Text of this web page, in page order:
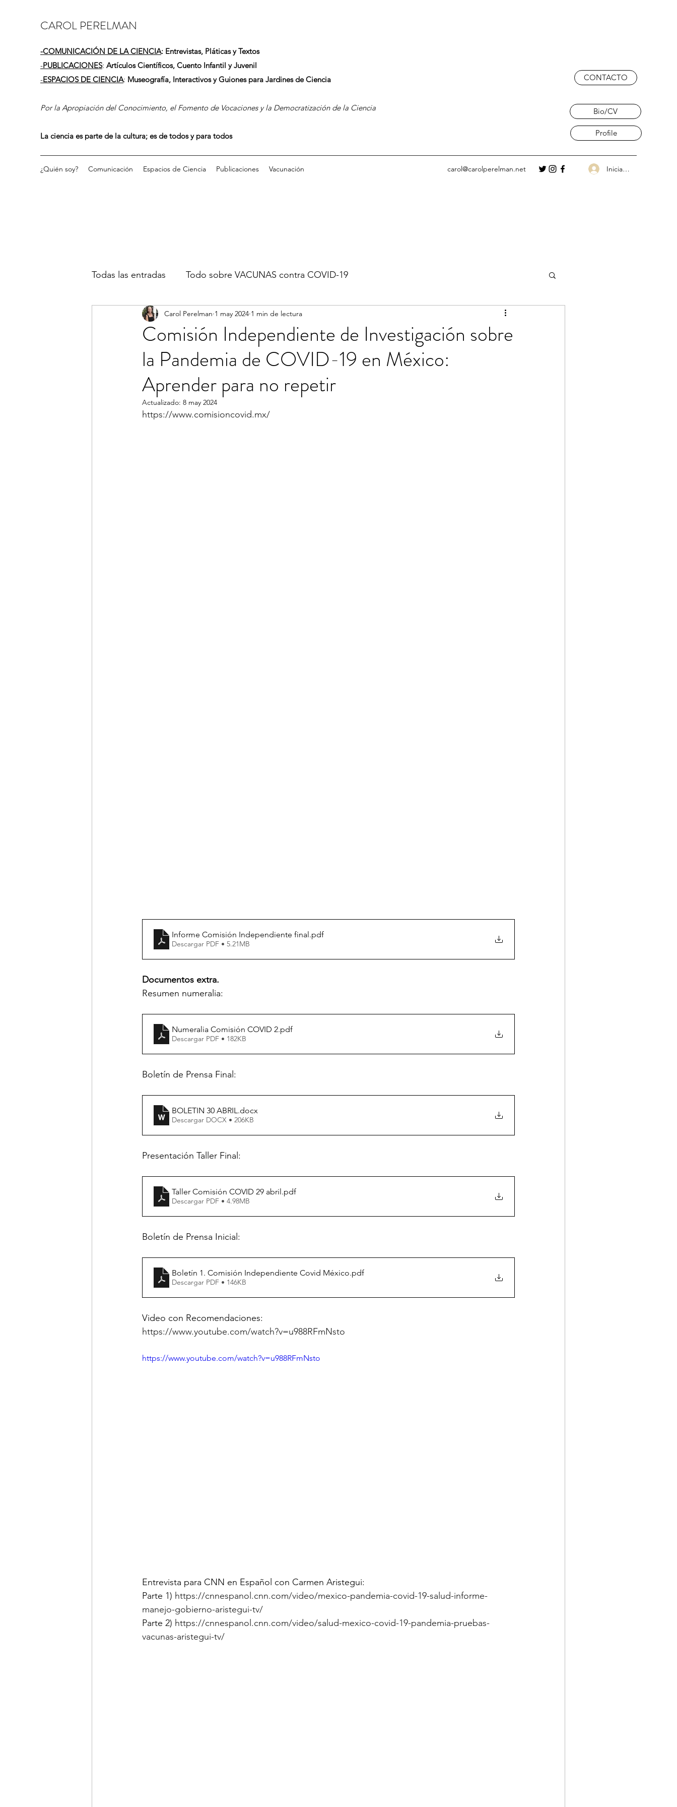
CAROL PERELMAN
-COMUNICACIÓN DE LA CIENCIA: Entrevistas, Pláticas y Textos
-PUBLICACIONES: Artículos Científicos, Cuento Infantil y Juvenil
-ESPACIOS DE CIENCIA: Museografía, Interactivos y Guiones para Jardines de Ciencia
Por la Apropiación del Conocimiento, el Fomento de Vocaciones y la Democratización de la Ciencia
La ciencia es parte de la cultura; es de todos y para todos
CONTACTO
Bio/CV
Profile
¿Quién soy? Comunicación Espacios de Ciencia Publicaciones Vacunación carol@carolperelman.net Iniciar sesión
Todas las entradas Todo sobre VACUNAS contra COVID-19
Comisión Independiente de Investigación sobre
la Pandemia de COVID-19 en México:
Aprender para no repetir
Carol Perelman 1 may 2024 1 min de lectura
Actualizado: 8 may 2024
https://www.comisioncovid.mx/
Informe Comisión Independiente final .pdf
Descargar PDF • 5.21MB
Documentos extra.
Resumen numeralia:
Numeralia Comisión COVID 2.pdf
Descargar PDF • 182KB
Boletín de Prensa Final:
BOLETIN 30 ABRIL.docx
Descargar DOCX • 206KB
Presentación Taller Final:
Taller Comisión COVID 29 abril .pdf
Descargar PDF • 4.98MB
Boletín de Prensa Inicial:
Boletín 1. Comisión Independiente Covid México.pdf
Descargar PDF • 146KB
Video con Recomendaciones:
https://www.youtube.com/watch?v=u988RFmNsto
https://www.youtube.com/watch?v=u988RFmNsto
Entrevista para CNN en Español con Carmen Aristegui:
Parte 1) https://cnnespanol.cnn.com/video/mexico-pandemia-covid-19-salud-informe-
manejo-gobierno-aristegui-tv/
Parte 2) https://cnnespanol.cnn.com/video/salud-mexico-covid-19-pandemia-pruebas-
vacunas-aristegui-tv/